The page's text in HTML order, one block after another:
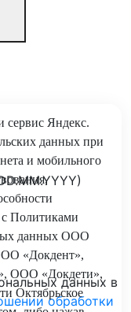
данных в
обработки
сервис Яндекс.
данных при
и мобильного
Политиками
данных ООО
«Докдент»,
ООО «Докдети»,
Октябрьское